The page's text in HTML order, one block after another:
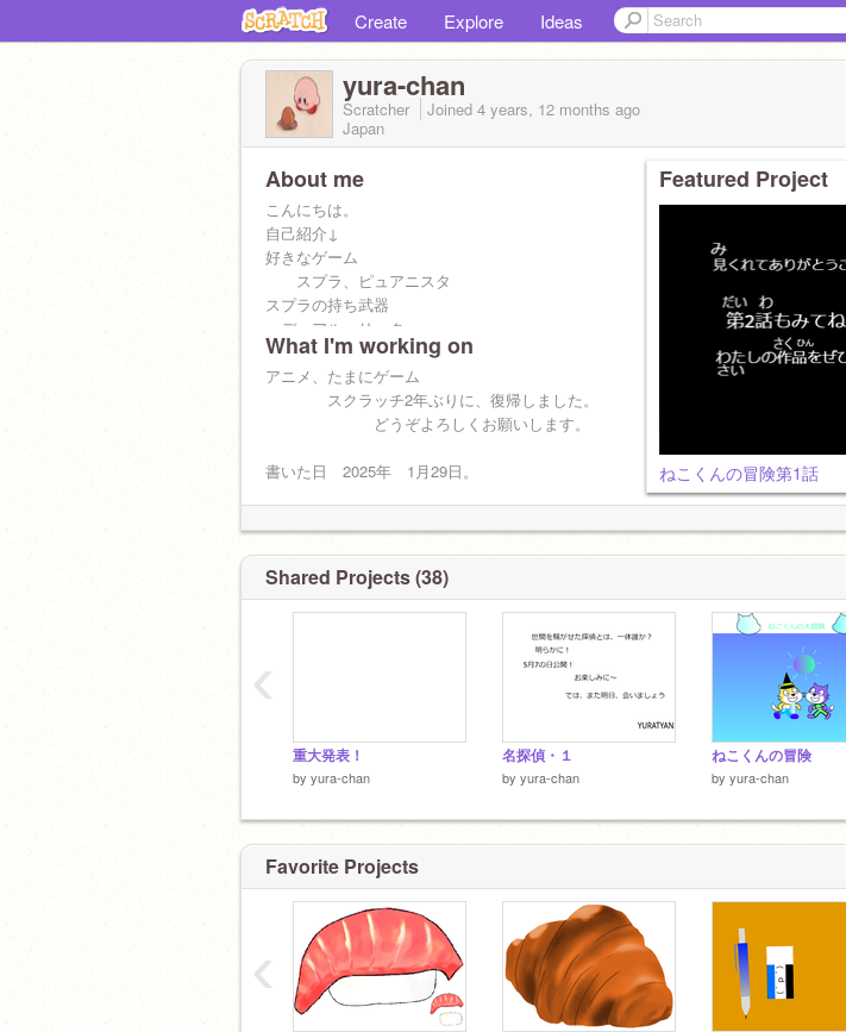
Create Explore Ideas
yura-chan
Scratcher Joined 4 years, 12 months ago
Japan
About me
こんにちは。
自己紹介↓
好きなゲーム
スプラ、ピュアニスタ
スプラの持ち武器
デュアル、リッター
スプラの腕前
X帯、XP2221
ピュアニスタ
名前 IRUKA=^_^=
好きな食べ物
かめちゃん、スキマ、直撃のぱいなぽ～
クリックス
趣味
ネイル、ゲーム、絵を描くこと。
What I'm working on
アニメ、たまにゲーム
スクラッチ2年ぶりに、復帰しました。
どうぞよろしくお願いします。
書いた日 2025年 1月29日。
Featured Project
ねこくんの冒険第1話
Shared Projects (38)
重大発表！
by yura-chan
名探偵・１
by yura-chan
ねこくんの冒険
by yura-chan
‹
Favorite Projects
‹